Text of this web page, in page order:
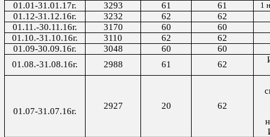
01.01-31.01.17г.
3293 61 61 1
01.12-31.12.16г. 3232 62
62
01.11.-30.11.16г.
3170 60
60
01.10.-31.10.16г.
3110 62
62
01.09-30.09.16г.
3048 60
60
01.08.-31.08.16г.
2988 61 62
01.07-31.07.16г.
2927 20 62